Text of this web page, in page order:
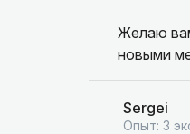
Желаю
новыми
Sergei
Опыт: 3